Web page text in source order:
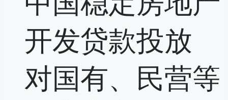
开发贷款投放
对国有、民营等